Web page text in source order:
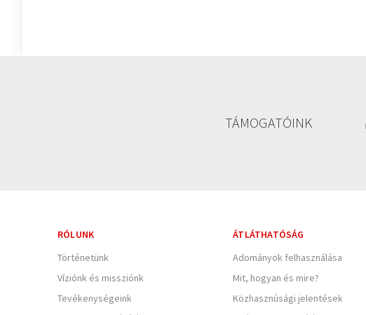
TÁMOGATÓINK
RÓLUNK
Történetünk
Víziónk és missziónk
Tevékenységeink
ÁTLÁTHATÓSÁG
Adományok felhasználása
Mit, hogyan és mire?
Közhasznúsági jelentések